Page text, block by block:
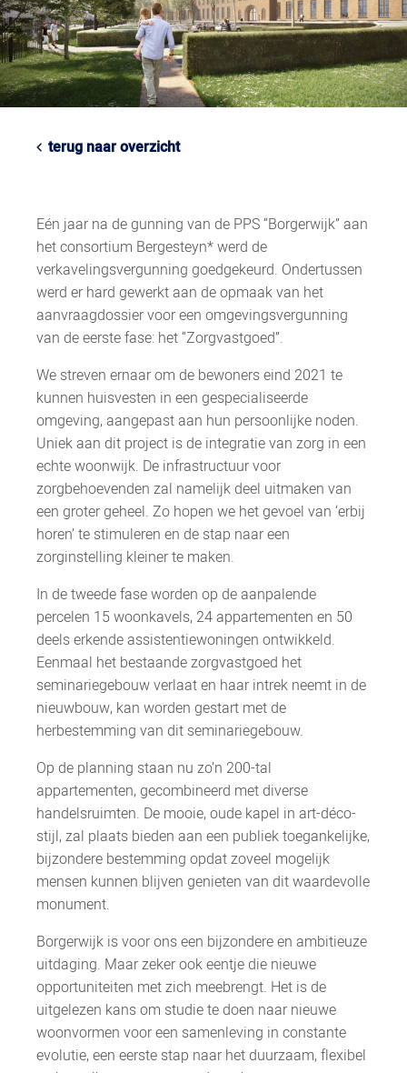
terug naar overzicht
Eén jaar na de gunning van de PPS “Borgerwijk” aan
het consortium Bergesteyn* werd de
verkavelingsvergunning goedgekeurd. Ondertussen
werd er hard gewerkt aan de opmaak van het
aanvraagdossier voor een omgevingsvergunning
van de eerste fase: het “Zorgvastgoed”.
We streven ernaar om de bewoners eind 2021 te
kunnen huisvesten in een gespecialiseerde
omgeving, aangepast aan hun persoonlijke noden.
Uniek aan dit project is de integratie van zorg in een
echte woonwijk. De infrastructuur voor
zorgbehoevenden zal namelijk deel uitmaken van
een groter geheel. Zo hopen we het gevoel van ‘erbij
horen’ te stimuleren en de stap naar een
zorginstelling kleiner te maken.
In de tweede fase worden op de aanpalende
percelen 15 woonkavels, 24 appartementen en 50
deels erkende assistentiewoningen ontwikkeld.
Eenmaal het bestaande zorgvastgoed het
seminariegebouw verlaat en haar intrek neemt in de
nieuwbouw, kan worden gestart met de
herbestemming van dit seminariegebouw.
Op de planning staan nu zo’n 200-tal
appartementen, gecombineerd met diverse
handelsruimten. De mooie, oude kapel in art-déco-
stijl, zal plaats bieden aan een publiek toegankelijke,
bijzondere bestemming opdat zoveel mogelijk
mensen kunnen blijven genieten van dit waardevolle
monument.
Borgerwijk is voor ons een bijzondere en ambitieuze
uitdaging. Maar zeker ook eentje die nieuwe
opportuniteiten met zich meebrengt. Het is de
uitgelezen kans om studie te doen naar nieuwe
woonvormen voor een samenleving in constante
evolutie, een eerste stap naar het duurzaam, flexibel